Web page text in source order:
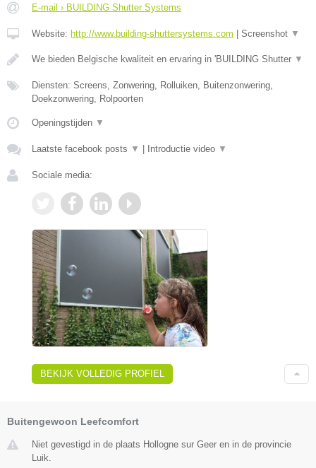
E-mail › BUILDING Shutter Systems
Website: http://www.building-shuttersystems.com Screenshot ▼
We bieden Belgische kwaliteit en ervaring in 'BUILDING Shutter ▼
Diensten: Screens, Zonwering, Rolluiken, Buitenzonwering,
Doekzonwering, Rolpoorten
Openingstijden ▼
Laatste facebook posts ▼ Introductie video ▼
Sociale media:
BEKIJK VOLLEDIG PROFIEL
Buitengewoon Leefcomfort
Niet gevestigd in de plaats Hollogne sur Geer en in de provincie
Luik.